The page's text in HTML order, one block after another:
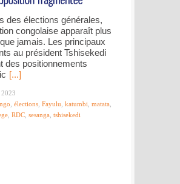
des élections générales,
congolaise apparaît plus
jamais. Les principaux
au président Tshisekedi
des positionnements
[...]
élections Fayulu katumbi matata
RDC sesanga tshisekedi